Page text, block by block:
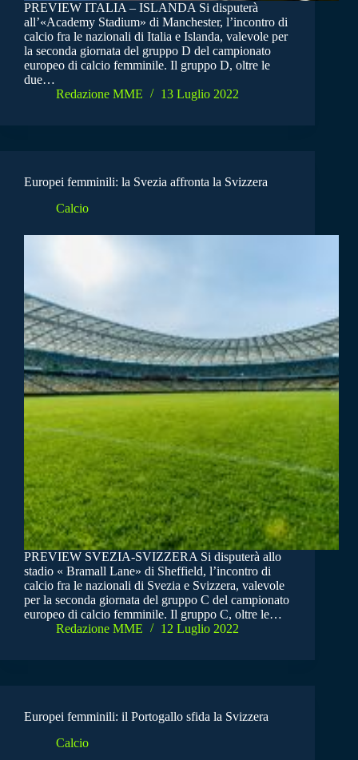
PREVIEW ITALIA – ISLANDA Si disputerà
all’«Academy Stadium» di Manchester, l’incontro di
calcio fra le nazionali di Italia e Islanda, valevole per
la seconda giornata del gruppo D del campionato
europeo di calcio femminile. Il gruppo D, oltre le
due…
Redazione MME
13 Luglio 2022
Europei femminili: la Svezia affronta la Svizzera
Calcio
PREVIEW SVEZIA-SVIZZERA Si disputerà allo
stadio « Bramall Lane» di Sheffield, l’incontro di
calcio fra le nazionali di Svezia e Svizzera, valevole
per la seconda giornata del gruppo C del campionato
europeo di calcio femminile. Il gruppo C, oltre le…
Redazione MME
12 Luglio 2022
Europei femminili: il Portogallo sfida la Svizzera
Calcio